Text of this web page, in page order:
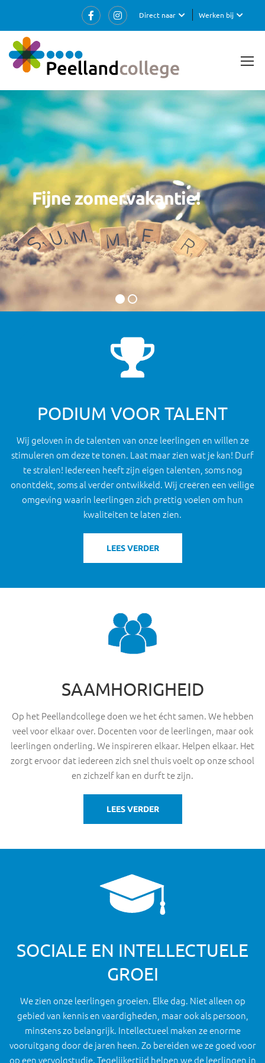
Werken bij
Direct naar
Fijne zomervakantie!
PODIUM VOOR TALENT
Wij geloven in de talenten van onze leerlingen en willen ze
stimuleren om deze te tonen. Laat maar zien wat je kan! Durf
te stralen! Iedereen heeft zijn eigen talenten, soms nog
onontdekt, soms al verder ontwikkeld. Wij creëren een veilige
omgeving waarin leerlingen zich prettig voelen om hun
kwaliteiten te laten zien.
LEES VERDER
SAAMHORIGHEID
Op het Peellandcollege doen we het écht samen. We hebben
veel voor elkaar over. Docenten voor de leerlingen, maar ook
leerlingen onderling. We inspireren elkaar. Helpen elkaar. Het
zorgt ervoor dat iedereen zich snel thuis voelt op onze school
en zichzelf kan en durft te zijn.
LEES VERDER
SOCIALE EN INTELLECTUELE
GROEI
We zien onze leerlingen groeien. Elke dag. Niet alleen op
gebied van kennis en vaardigheden, maar ook als persoon,
minstens zo belangrijk. Intellectueel maken ze enorme
vooruitgang door de jaren heen. Zo bereiden we ze goed voor
op een vervolgstudie. Tegelijkertijd helpen we de leerlingen in